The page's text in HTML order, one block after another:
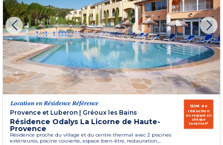
Location en Résidence Référence
Provence et Luberon
Gréoux les Bains
Résidence Odalys La Licorne de Haute-
Provence
Résidence proche du village et du centre thermal avec 2 piscines
extérieures, piscine couverte, espace bien-être, restauration,...
150€ de
réduction
en réglant en
chèque
vacances*